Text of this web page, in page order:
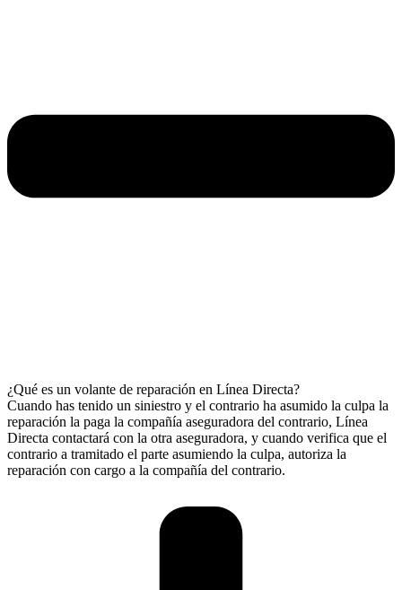
¿Qué es un volante de reparación en Línea Directa?
Cuando has tenido un siniestro y el contrario ha asumido la culpa la
reparación la paga la compañía aseguradora del contrario, Línea
Directa contactará con la otra aseguradora, y cuando verifica que el
contrario a tramitado el parte asumiendo la culpa, autoriza la
reparación con cargo a la compañía del contrario.